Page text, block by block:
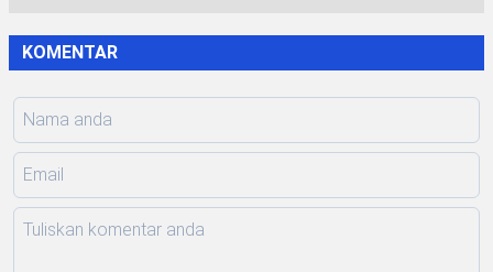
KOMENTAR